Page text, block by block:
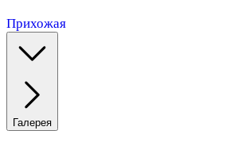
Прихожая
Галерея